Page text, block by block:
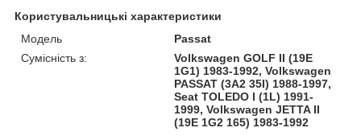
Користувальницькі характеристики
Модель
Passat
Сумісність з:
Volkswagen GOLF II (19E
1G1) 1983-1992, Volkswagen
PASSAT (3A2 35I) 1988-1997,
Seat TOLEDO I (1L) 1991-
1999, Volkswagen JETTA II
(19E 1G2 165) 1983-1992